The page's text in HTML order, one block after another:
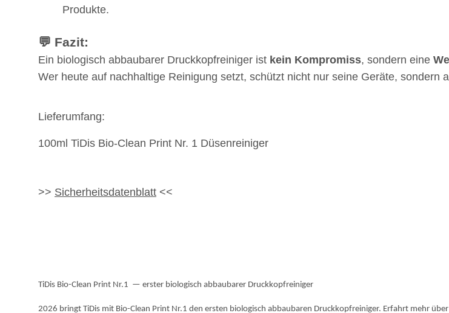
Produkte.
💬 Fazit:
Ein biologisch abbaubarer Druckkopfreiniger ist kein Kompromiss, sondern eine
Wer heute auf nachhaltige Reinigung setzt, schützt nicht nur seine Geräte, sondern
Lieferumfang:
100ml TiDis Bio-Clean Print Nr. 1 Düsenreiniger
>> Sicherheitsdatenblatt <<
TiDis Bio-Clean Print Nr.1 — erster biologisch abbaubarer Druckkopfreiniger
2026 bringt TiDis mit Bio-Clean Print Nr.1 den ersten biologisch abbaubaren Druckkopfreiniger. Erfahrt mehr